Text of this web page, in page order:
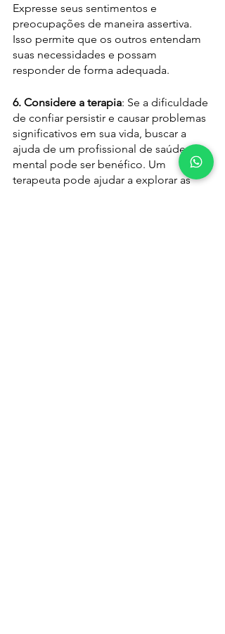
Expresse seus sentimentos e
preocupações de maneira assertiva.
Isso permite que os outros entendam
suas necessidades e possam
responder de forma adequada.
6. Considere a terapia: Se a dificuldade
de confiar persistir e causar problemas
significativos em sua vida, buscar a
ajuda de um profissional de saúde
mental pode ser benéfico. Um
terapeuta pode ajudar a explorar as